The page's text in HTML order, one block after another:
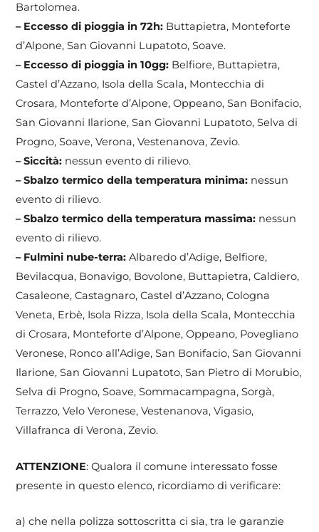
Bartolomea.
– Eccesso di pioggia in 72h: Buttapietra, Monteforte
d’Alpone, San Giovanni Lupatoto, Soave.
– Eccesso di pioggia in 10gg: Belfiore, Buttapietra,
Castel d’Azzano, Isola della Scala, Montecchia di
Crosara, Monteforte d’Alpone, Oppeano, San Bonifacio,
San Giovanni Ilarione, San Giovanni Lupatoto, Selva di
Progno, Soave, Verona, Vestenanova, Zevio.
– Siccità: nessun evento di rilievo.
– Sbalzo termico della temperatura minima: nessun
evento di rilievo.
– Sbalzo termico della temperatura massima: nessun
evento di rilievo.
– Fulmini nube-terra:Albaredo d’Adige, Belfiore,
Bevilacqua, Bonavigo, Bovolone, Buttapietra, Caldiero,
Casaleone, Castagnaro, Castel d’Azzano, Cologna
Veneta, Erbè, Isola Rizza, Isola della Scala, Montecchia
di Crosara, Monteforte d’Alpone, Oppeano, Povegliano
Veronese, Ronco all’Adige, San Bonifacio, San Giovanni
Ilarione, San Giovanni Lupatoto, San Pietro di Morubio,
Selva di Progno, Soave, Sommacampagna, Sorgà,
Terrazzo, Velo Veronese, Vestenanova, Vigasio,
Villafranca di Verona, Zevio.
ATTENZIONE: Qualora il comune interessato fosse
presente in questo elenco, ricordiamo di verificare:
a) che nella polizza sottoscritta ci sia, tra le garanzie